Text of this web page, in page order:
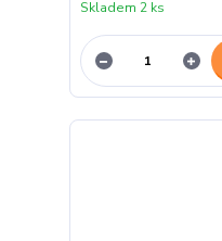
Skladem 2 ks